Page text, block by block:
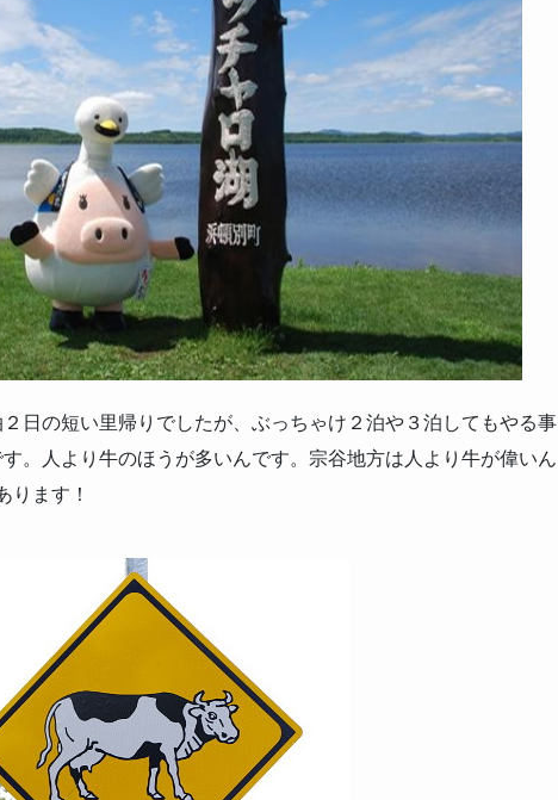
日の短い里帰りでしたが、ぶっちゃけ２泊や３泊してもやる事
。人より牛のほうが多いんです。宗谷地方は人より牛が偉いん
ます！